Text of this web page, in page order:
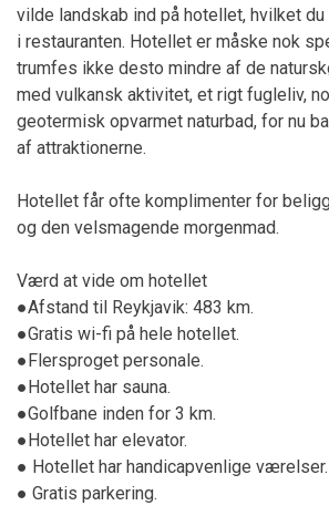
vilde landskab ind på hotellet, hvilket
i restauranten. Hotellet er måske nok
trumfes ikke desto mindre af de
med vulkansk aktivitet, et rigt fugleliv,
geotermisk opvarmet naturbad, for nu
af attraktionerne.
Hotellet får ofte komplimenter for
og den velsmagende morgenmad.
Værd at vide om hotellet
●Afstand til Reykjavik: 483 km.
●Gratis wi-fi på hele hotellet.
●Flersproget personale.
●Hotellet har sauna.
●Golfbane inden for 3 km.
●Hotellet har elevator.
● Hotellet har handicapvenlige værelser.
● Gratis parkering.